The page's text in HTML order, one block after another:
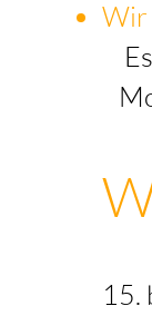
Wir
15.